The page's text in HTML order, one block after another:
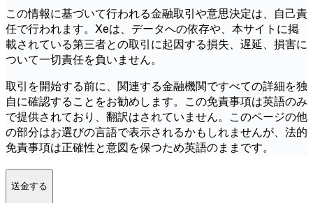
この情報に基づいて行われる金融取引や意思決定は、自己責
任で行われます。Xeは、データへの依存や、本サイトに掲
載されている第三者との取引に起因する損失、遅延、損害に
ついて一切責任を負いません。
取引を開始する前に、関連する金融機関ですべての詳細を独
自に確認することをお勧めします。この免責事項は英語のみ
で提供されており、翻訳はされていません。このページの他
の部分はお選びの言語で表示されるかもしれませんが、法的
免責事項は正確性と意図を保つため英語のままです。
送金する